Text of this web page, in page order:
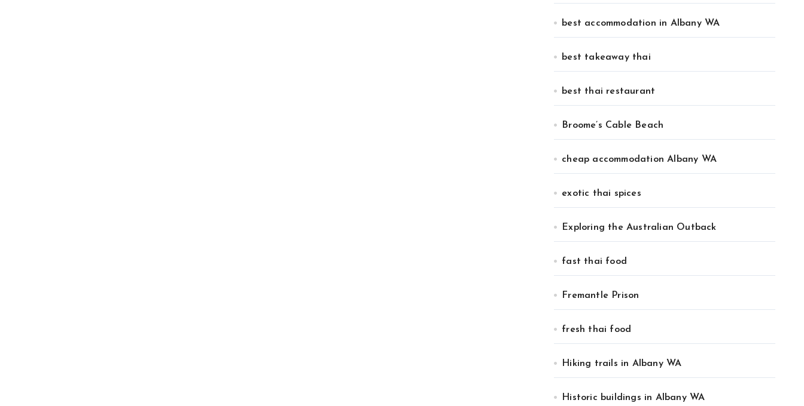
best accommodation in Albany WA
best takeaway thai
best thai restaurant
Broome’s Cable Beach
cheap accommodation Albany WA
exotic thai spices
Exploring the Australian Outback
fast thai food
Fremantle Prison
fresh thai food
Hiking trails in Albany WA
Historic buildings in Albany WA